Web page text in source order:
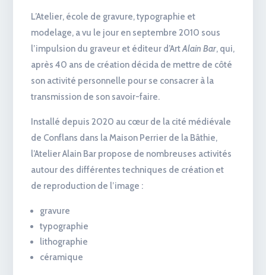
L’Atelier, école de gravure, typographie et
modelage, a vu le jour en septembre 2010 sous
l’impulsion du graveur et éditeur d’ArtAlain Bar, qui,
après 40 ans de création décida de mettre de côté
son activité personnelle pour se consacrer à la
transmission de son savoir-faire.
Installé depuis 2020 au cœur de la cité médiévale
de Conflans dans la Maison Perrier de la Bâthie,
l’Atelier Alain Bar propose de nombreuses activités
autour des différentes techniques de création et
de reproduction de l’image :
gravure
typographie
lithographie
céramique